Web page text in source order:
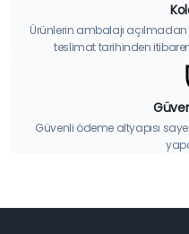
Ürünlerin ambalajı
teslimat tarihinden
Güvenli ödeme altyapısı